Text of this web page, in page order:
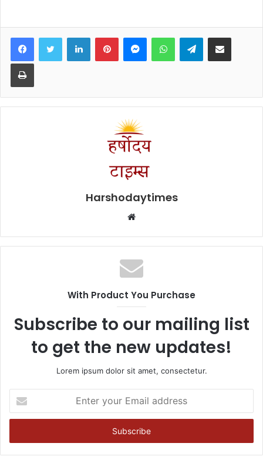
FacebookTwitter LinkedInPinterestMessengerWhatsAppTelegramShare via Email
Print
Harshodaytimes
Website
With Product You Purchase
Subscribe to our mailing list
to get the new updates!
Lorem ipsum dolor sit amet, consectetur.
your
Email